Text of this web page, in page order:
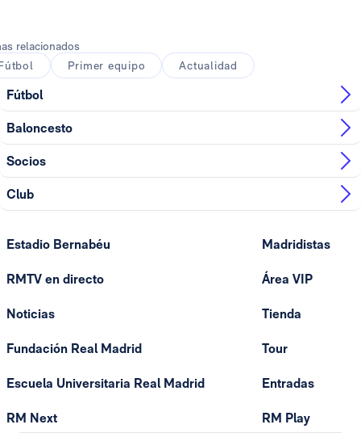
relacionados
Primer equipo Actualidad
Fútbol
Baloncesto
Socios
Club
Estadio Bernabéu
RMTV en directo
Noticias
Fundación Real Madrid
Escuela Universitaria Real Madrid
RM Next
Madridistas
Área VIP
Tienda
Tour
Entradas
RM Play